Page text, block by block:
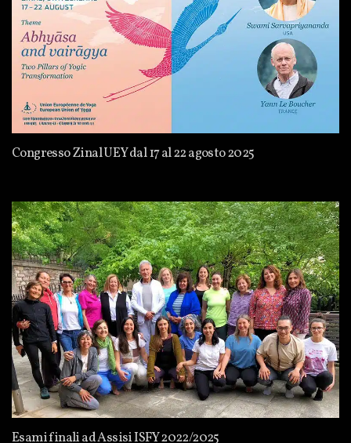
Congresso Zinal UEY dal 17 al 22 agosto 2025
Esami finali ad Assisi ISFY 2022/2025